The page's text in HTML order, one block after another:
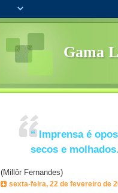
Gama
“ Imprensa é
secos e
(Millôr Fernandes)
sexta-feira, 22 de fevereiro de